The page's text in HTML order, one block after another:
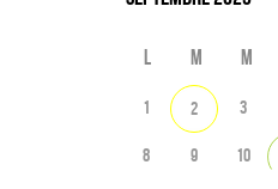
L M M
1 2 3
8 9 10